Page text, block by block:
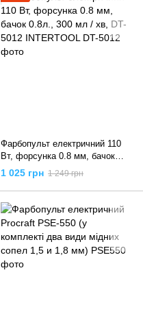
Фарбопульт електричний 110
Вт, форсунка 0.8 мм, бачок
0.8л., 300 мл / хв, DT-5012
INTERTOOL
1 025 грн 1 249 грн